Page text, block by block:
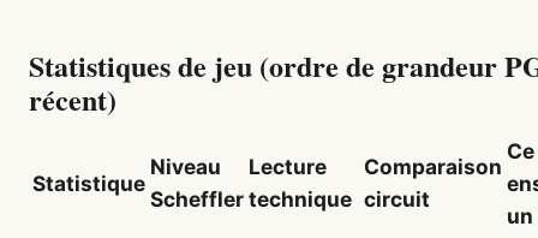
Statistiques de jeu (ordre de grandeur
récent)
Statistique
Niveau
Scheffler
Lecture
technique
Comparaison
circuit
un